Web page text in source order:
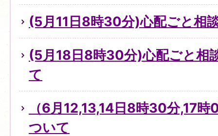
(5月11日8時30分)心配ごと相
(5月18日8時30分)心配ごと相
て
（6月12,13,14日8時30分,17
ついて